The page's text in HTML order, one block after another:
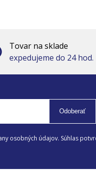
Tovar na sklade
expedujeme do 24 hod.
Odoberať
osobných údajov. Súhlas